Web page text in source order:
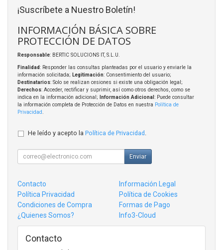
¡Suscríbete a Nuestro Boletín!
INFORMACIÓN BÁSICA SOBRE
PROTECCIÓN DE DATOS
Responsable: BERTIC SOLUCIONS IT, S.L.U.
Finalidad: Responder las consultas planteadas por el usuario y enviarle la
información solicitada; Legitimación: Consentimiento del usuario;
Destinatarios: Solo se realizan cesiones si existe una obligación legal;
Derechos: Acceder, rectificar y suprimir, así como otros derechos, como se
indica en la información adicional;
Información Adicional : Puede consultar
la información completa de Protección de Datos en nuestra Política de
Privacidad
He leído y acepto la Política de Privacidad
Enviar
Contacto
Información Legal
Política Privacidad
Política de Cookies
Condiciones de Compra
Formas de Pago
¿Quienes Somos?
Info3-Cloud
Contacto